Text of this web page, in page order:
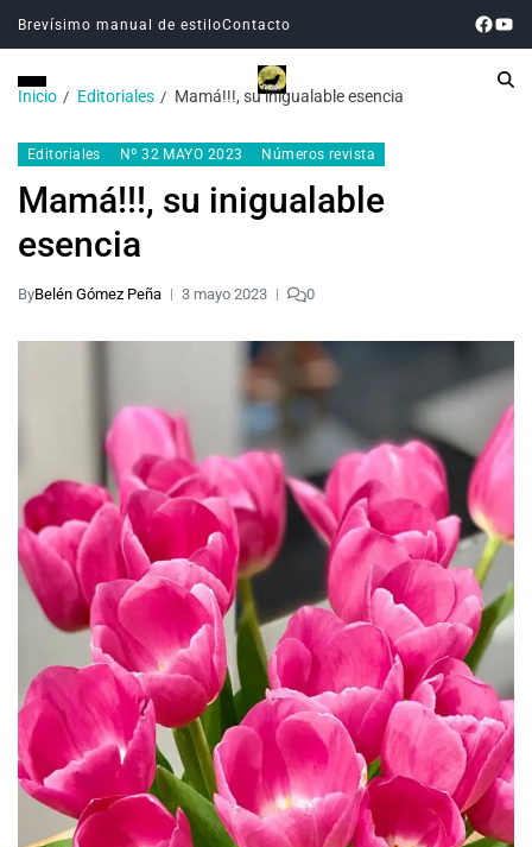
Brevísimo manual de estiloContacto
Inicio Editoriales Mamá!!!, su inigualable esencia
Editoriales Nº 32 MAYO 2023 Números revista
Mamá!!!, su inigualable
esencia
ByBelén Gómez Peña 3 mayo 2023 0